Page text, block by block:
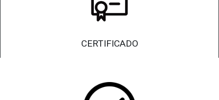
CERTIFICADO
aguas grasas de su casa o empresa.